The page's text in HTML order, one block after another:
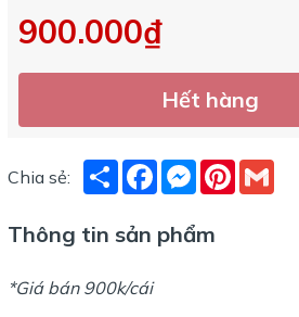
900.000₫
Hết hàng
Chia sẻ: ShareFacebookMessenger
Pinterest
Thông tin sản phẩm
*Giá bán 900k/cái